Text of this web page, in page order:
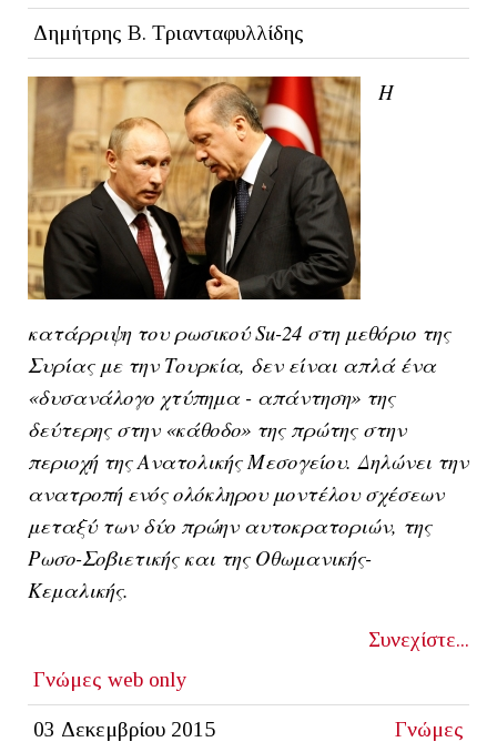
Δημήτρης Β. Τριανταφυλλίδης
Η
κατάρριψη του ρωσικού Su-24 στη μεθόριο της
Συρίας με την Τουρκία, δεν είναι απλά ένα
«δυσανάλογο χτύπημα - απάντηση» της
δεύτερης στην «κάθοδο» της πρώτης στην
περιοχή της Ανατολικής Μεσογείου. Δηλώνει την
ανατροπή ενός ολόκληρου μοντέλου σχέσεων
μεταξύ των δύο πρώην αυτοκρατοριών, της
Ρωσο-Σοβιετικής και της Οθωμανικής-
Κεμαλικής.
Συνεχίστε...
Γνώμες web only
03 Δεκεμβρίου 2015 Γνώμες